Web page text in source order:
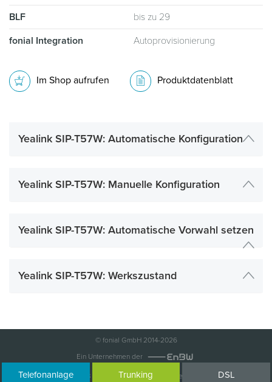
BLF
bis zu 29
fonial Integration
Autoprovisionierung
Im Shop aufrufen Produktdatenblatt
Yealink SIP-T57W: Automatische Konfiguration
Yealink SIP-T57W: Manuelle Konfiguration
Yealink SIP-T57W: Automatische Vorwahl setzen
Yealink SIP-T57W: Werkszustand
© fonial GmbH 2014-2026
Ein Unternehmen der
Impressum AGB Haftungsausschluss Datenschutzerklärung
Telefonanlage Trunking DSL